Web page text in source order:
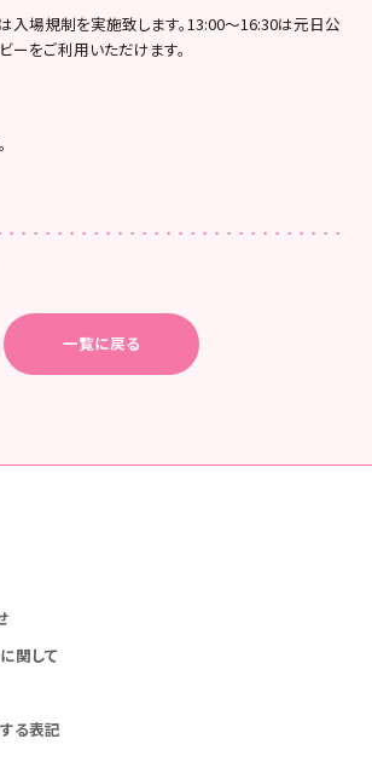
場規制を実施致します。13:00～16:30は元日公
をご利用いただけます。
一覧に戻る
関して
る表記